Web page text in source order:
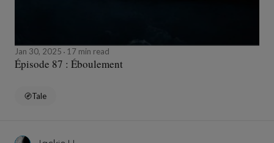
Jan 30, 2025 17 min read
Épisode 87 : Éboulement
Tale